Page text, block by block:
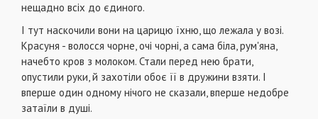
нещадно всіх до єдиного.
І тут наскочили вони на царицю їхню, що лежала у возі.
Красуня - волосся чорне, очі чорні, а сама біла, рум'яна,
начебто кров з молоком. Стали перед нею брати,
опустили руки, й захотіли обоє її в дружини взяти. І
вперше один одному нічого не сказали, вперше недобре
затаїли в душі.